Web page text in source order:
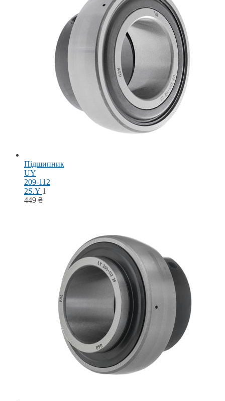
Підшипник
UY
209-112
2S.Y 1
449 ₴